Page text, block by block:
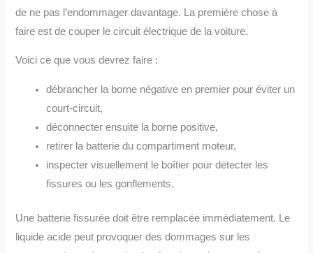
de ne pas l’endommager davantage. La première chose à
faire est de couper le circuit électrique de la voiture.
Voici ce que vous devrez faire :
débrancher la borne négative en premier pour éviter un
court-circuit,
déconnecter ensuite la borne positive,
retirer la batterie du compartiment moteur,
inspecter visuellement le boîtier pour détecter les
fissures ou les gonflements.
Une batterie fissurée doit être remplacée immédiatement. Le
liquide acide peut provoquer des dommages sur les